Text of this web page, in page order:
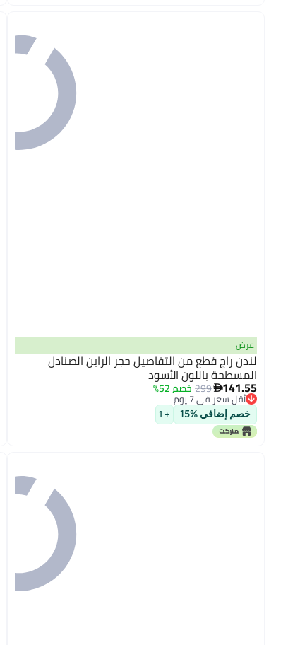
5
عرض
لندن راج قطع من التفاصيل حجر الراين الصنادل
المسطحة باللون الأسود
141.55
299خصم 52%
أقل سعر في 7 يوم
أقل سعر في 7 يوم
خصم إضافي %15 + 1